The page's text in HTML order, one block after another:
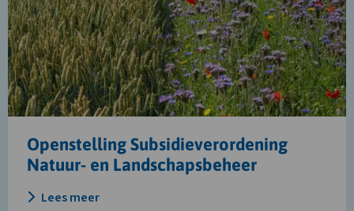
Openstelling Subsidieverordening
Natuur- en Landschapsbeheer
Lees meer
Subsidieverordening
Natuur-
en
Landschapsbeheer